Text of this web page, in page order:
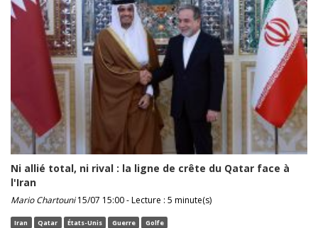
Ni allié total, ni rival : la ligne de crête du Qatar face à
l'Iran
Mario Chartouni15/07 15:00 - Lecture : 5 minute(s)
Iran Qatar États-Unis Guerre Golfe